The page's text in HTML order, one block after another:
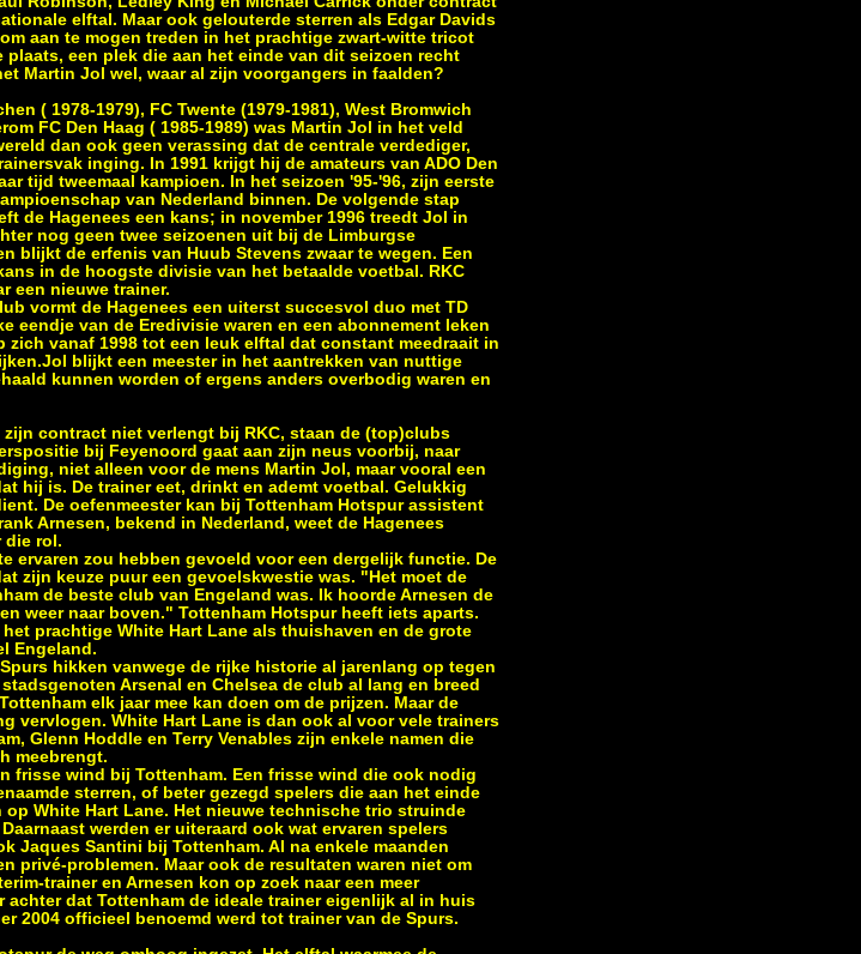
elftal. Maar ook gelouterde sterren als Edgar Davids
aan te mogen treden in het prachtige zwart-witte tricot
een plek die aan het einde van dit seizoen recht
Martin Jol wel, waar al zijn voorgangers in faalden?
( 1978-1979), FC Twente (1979-1981), West Bromwich
FC Den Haag ( 1985-1989) was Martin Jol in het veld
dan ook geen verassing dat de centrale verdediger,
inging. In 1991 krijgt hij de amateurs van ADO Den
tijd tweemaal kampioen. In het seizoen '95-'96, zijn eerste
van Nederland binnen. De volgende stap
de Hagenees een kans; in november 1996 treedt Jol in
nog geen twee seizoenen uit bij de Limburgse
blijkt de erfenis van Huub Stevens zwaar te wegen. Een
in de hoogste divisie van het betaalde voetbal. RKC
een nieuwe trainer.
vormt de Hagenees een uiterst succesvol duo met TD
eendje van de Eredivisie waren en een abonnement leken
vanaf 1998 tot een leuk elftal dat constant meedraait in
blijkt een meester in het aantrekken van nuttige
kunnen worden of ergens anders overbodig waren en
contract niet verlengt bij RKC, staan de (top)clubs
bij Feyenoord gaat aan zijn neus voorbij, naar
niet alleen voor de mens Martin Jol, maar vooral een
hij is. De trainer eet, drinkt en ademt voetbal. Gelukkig
De oefenmeester kan bij Tottenham Hotspur assistent
Arnesen, bekend in Nederland, weet de Hagenees
die rol.
ervaren zou hebben gevoeld voor een dergelijk functie. De
zijn keuze puur een gevoelskwestie was. "Het moet de
de beste club van Engeland was. Ik hoorde Arnesen de
weer naar boven." Tottenham Hotspur heeft iets aparts.
prachtige White Hart Lane als thuishaven en de grote
Engeland.
hikken vanwege de rijke historie al jarenlang op tegen
Arsenal en Chelsea de club al lang en breed
elk jaar mee kan doen om de prijzen. Maar de
vervlogen. White Hart Lane is dan ook al voor vele trainers
Glenn Hoddle en Terry Venables zijn enkele namen die
meebrengt.
frisse wind bij Tottenham. Een frisse wind die ook nodig
sterren, of beter gezegd spelers die aan het einde
White Hart Lane. Het nieuwe technische trio struinde
werden er uiteraard ook wat ervaren spelers
Jaques Santini bij Tottenham. Al na enkele maanden
privé-problemen. Maar ook de resultaten waren niet om
trainer en Arnesen kon op zoek naar een meer
dat Tottenham de ideale trainer eigenlijk al in huis
2004 officieel benoemd werd tot trainer van de Spurs.